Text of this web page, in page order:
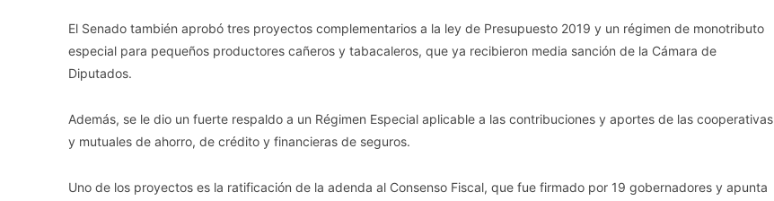
El Senado también aprobó tres proyectos complementarios a la ley de Presupuesto 2019 y un régimen de monotributo
especial para pequeños productores cañeros y tabacaleros, que ya recibieron media sanción de la Cámara de
Diputados.
Además, se le dio un fuerte respaldo a un Régimen Especial aplicable a las contribuciones y aportes de las cooperativas
y mutuales de ahorro, de crédito y financieras de seguros.
Uno de los proyectos es la ratificación de la adenda al Consenso Fiscal, que fue firmado por 19 gobernadores y apunta